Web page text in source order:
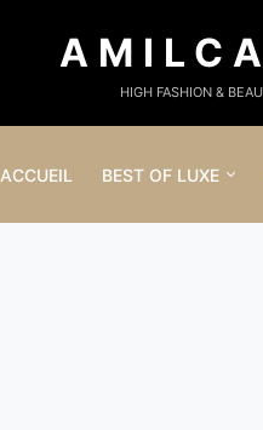
HIGH FASHION &
ACCUEIL BEST OF LUXE